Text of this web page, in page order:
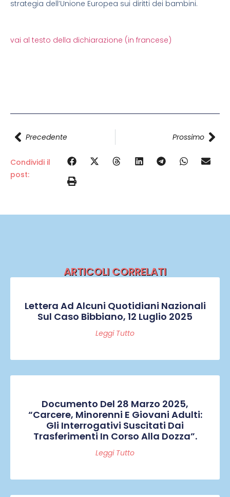
strategia dell’Unione Europea sui diritti dei bambini.
vai al testo della dichiarazione (in francese)
Precedente Prossimo
Condividi il
post:
ARTICOLI CORRELATI
Lettera Ad Alcuni Quotidiani Nazionali
Sul Caso Bibbiano, 12 Luglio 2025
Leggi Tutto
Documento Del 28 Marzo 2025,
“Carcere, Minorenni E Giovani Adulti:
Gli Interrogativi Suscitati Dai
Trasferimenti In Corso Alla Dozza”.
Leggi Tutto